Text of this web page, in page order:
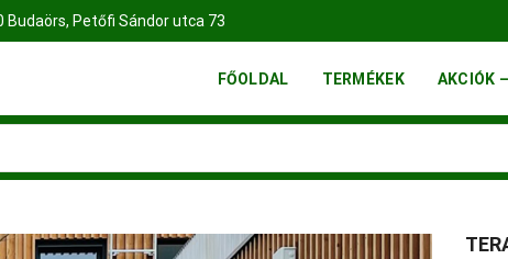
FINN FATELEP BUDAÖRS
FŐOLDAL TERMÉKEK AKCIÓK
input